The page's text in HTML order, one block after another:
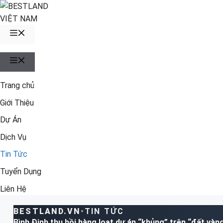
Chuyển
đến
Trang chủ
Giới Thiệu
Dự Án
Dịch Vụ
Tin Tức
Tuyển Dụng
Liên Hệ
BESTLAND.VN • TIN TỨC